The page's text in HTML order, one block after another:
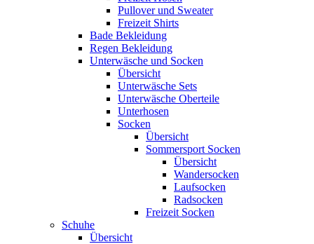
Pullover und Sweater
Freizeit Shirts
Bade Bekleidung
Regen Bekleidung
Unterwäsche und Socken
Übersicht
Unterwäsche Sets
Unterwäsche Oberteile
Unterhosen
Socken
Übersicht
Sommersport Socken
Übersicht
Wandersocken
Laufsocken
Radsocken
Freizeit Socken
Schuhe
Übersicht